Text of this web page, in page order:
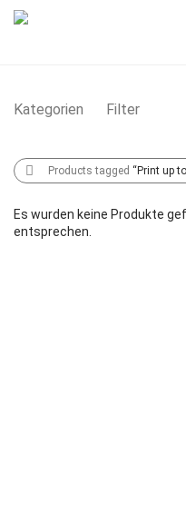
Kategorien Filter
Products tagged “Print up
Es wurden keine Produkte
entsprechen.